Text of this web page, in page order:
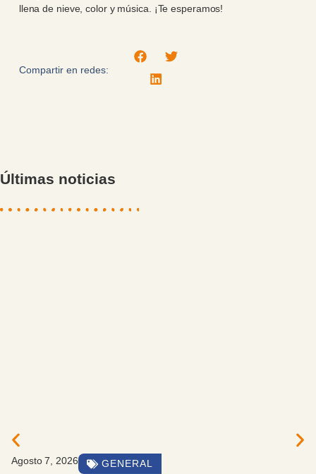
llena de nieve, color y música. ¡Te esperamos!
Compartir en redes:
Últimas noticias
Agosto 7, 2026 GENERAL